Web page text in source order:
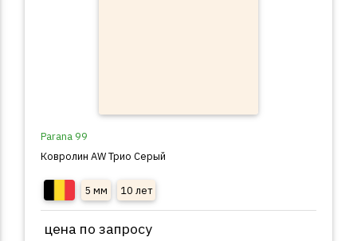
Parana 99
Ковролин AW Трио Серый
5 мм 10 лет
цена по запросу